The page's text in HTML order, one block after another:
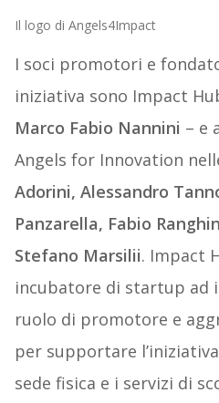
Il logo di Angels4Impact
I soci promotori e
iniziativa sono Impact
Marco Fabio Nannini – e
Angels for Innovation
Adorini, Alessandro
Panzarella, Fabio
Stefano Marsilii. Impact
incubatore di startup ad
ruolo di promotore e
per supportare
sede fisica e i servizi di